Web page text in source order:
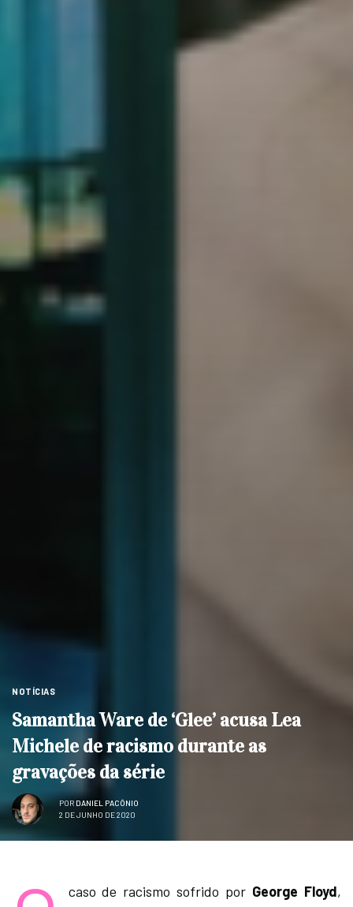
NOTÍCIAS
Samantha Ware de ‘Glee’ acusa Lea
Michele de racismo durante as
gravações da série
POR DANIEL PACÔNIO
2 DE JUNHO DE 2020
caso de racismo sofrido por George Floyd,